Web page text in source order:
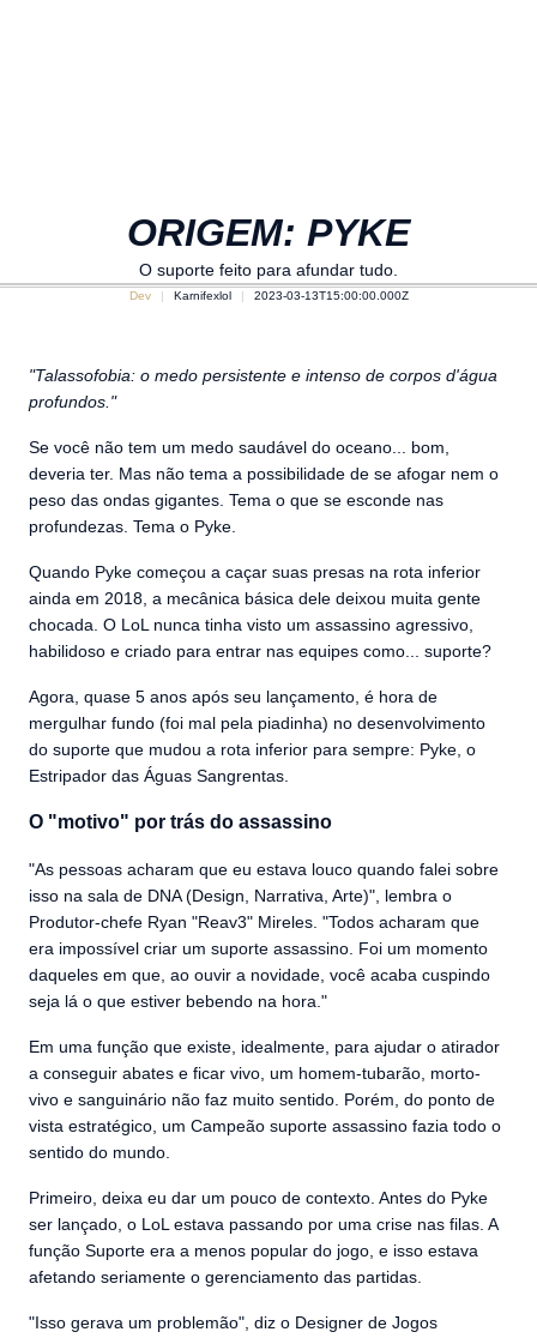
ORIGEM: PYKE
O suporte feito para afundar tudo.
Dev Karnifexlol 2023-03-13T15:00:00.000Z
"Talassofobia: o medo persistente e intenso de corpos d'água
profundos."
Se você não tem um medo saudável do oceano... bom,
deveria ter. Mas não tema a possibilidade de se afogar nem o
peso das ondas gigantes. Tema o que se esconde nas
profundezas. Tema o Pyke.
Quando Pyke começou a caçar suas presas na rota inferior
ainda em 2018, a mecânica básica dele deixou muita gente
chocada. O LoL nunca tinha visto um assassino agressivo,
habilidoso e criado para entrar nas equipes como... suporte?
Agora, quase 5 anos após seu lançamento, é hora de
mergulhar fundo (foi mal pela piadinha) no desenvolvimento
do suporte que mudou a rota inferior para sempre: Pyke, o
Estripador das Águas Sangrentas.
O "motivo" por trás do assassino
"As pessoas acharam que eu estava louco quando falei sobre
isso na sala de DNA (Design, Narrativa, Arte)", lembra o
Produtor-chefe Ryan "Reav3" Mireles. "Todos acharam que
era impossível criar um suporte assassino. Foi um momento
daqueles em que, ao ouvir a novidade, você acaba cuspindo
seja lá o que estiver bebendo na hora."
Em uma função que existe, idealmente, para ajudar o atirador
a conseguir abates e ficar vivo, um homem-tubarão, morto-
vivo e sanguinário não faz muito sentido. Porém, do ponto de
vista estratégico, um Campeão suporte assassino fazia todo o
sentido do mundo.
Primeiro, deixa eu dar um pouco de contexto. Antes do Pyke
ser lançado, o LoL estava passando por uma crise nas filas. A
função Suporte era a menos popular do jogo, e isso estava
afetando seriamente o gerenciamento das partidas.
"Isso gerava um problemão", diz o Designer de Jogos